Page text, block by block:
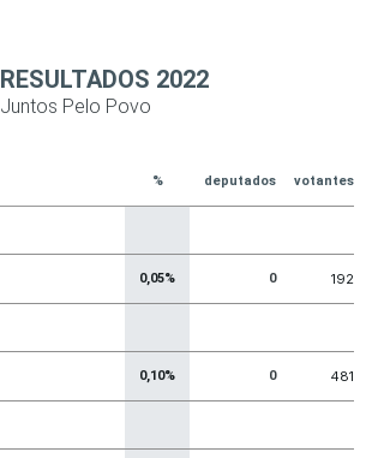
RESULTADOS 2022
Juntos Pelo Povo
% deputados votantes
0,05% 0 192
0,10% 0 481